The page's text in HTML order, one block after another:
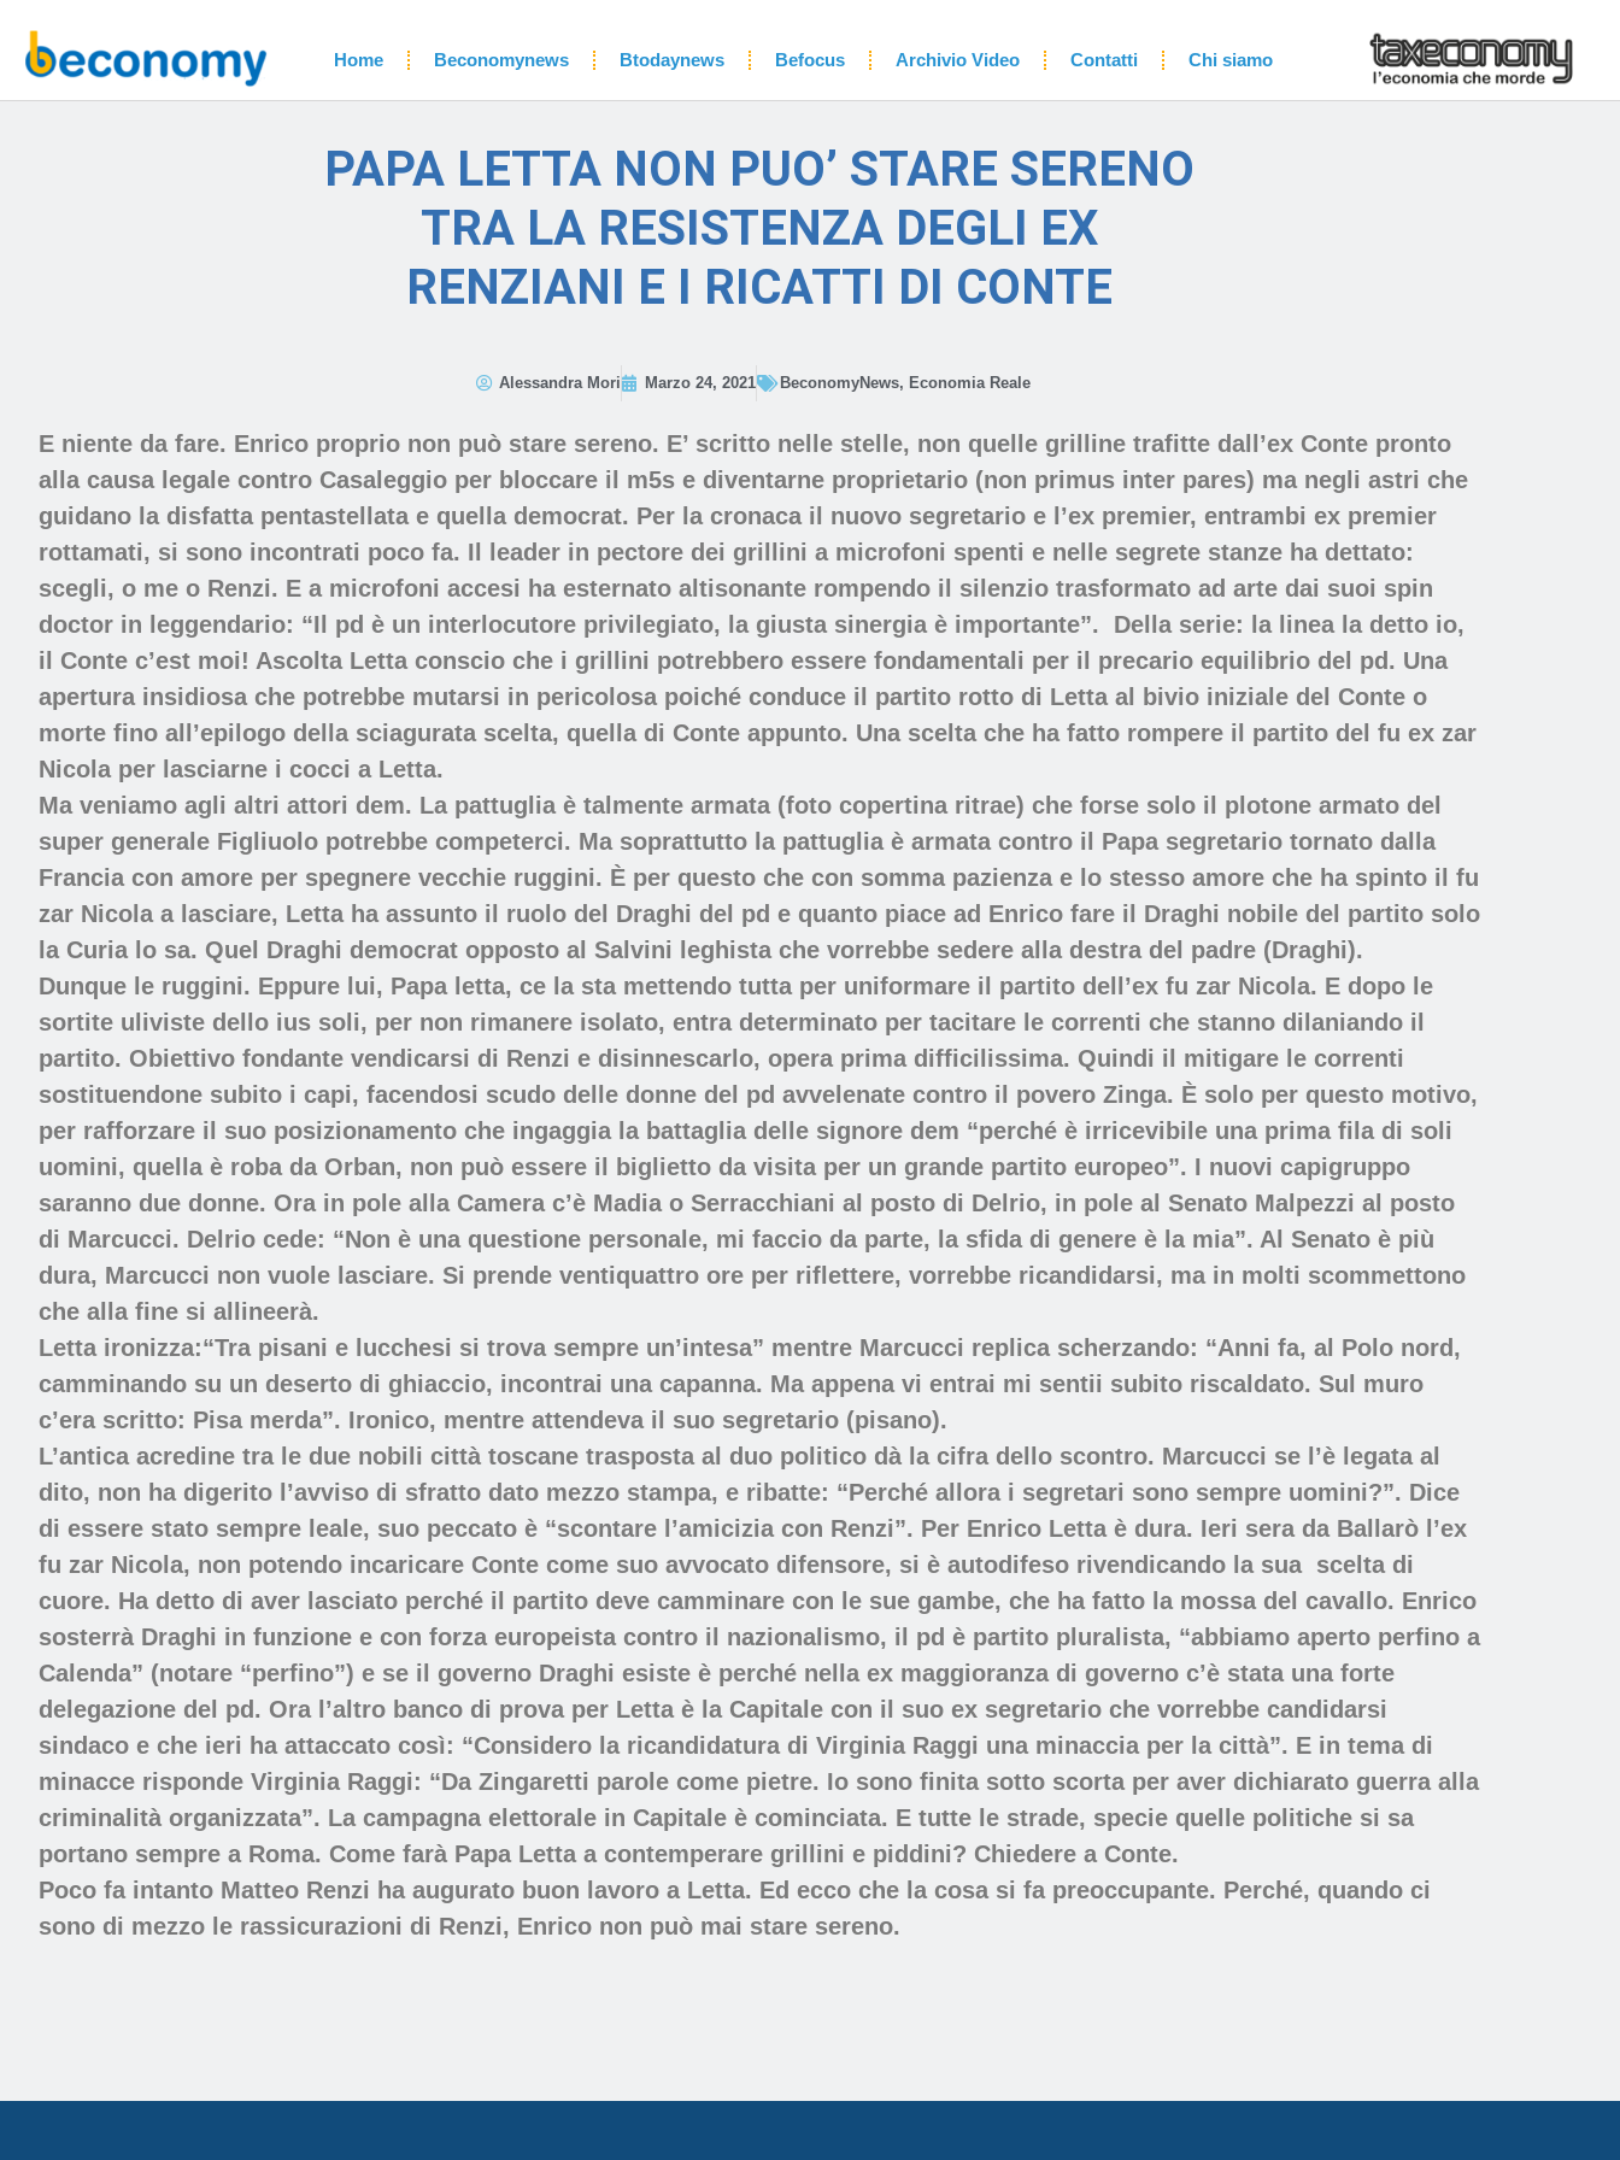
Home Beconomynews Btodaynews Befocus Archivio Video Contatti Chi siamo
PAPA LETTA NON PUO’ STARE SERENO
TRA LA RESISTENZA DEGLI EX
RENZIANI E I RICATTI DI CONTE
Alessandra Mori Marzo 24, 2021 BeconomyNews, Economia Reale
E niente da fare. Enrico proprio non può stare sereno. E’ scritto nelle stelle, non quelle grilline trafitte dall’ex Conte pronto
alla causa legale contro Casaleggio per bloccare il m5s e diventarne proprietario (non primus inter pares) ma negli astri che
guidano la disfatta pentastellata e quella democrat. Per la cronaca il nuovo segretario e l’ex premier, entrambi ex premier
rottamati, si sono incontrati poco fa. Il leader in pectore dei grillini a microfoni spenti e nelle segrete stanze ha dettato:
scegli, o me o Renzi. E a microfoni accesi ha esternato altisonante rompendo il silenzio trasformato ad arte dai suoi spin
doctor in leggendario: “Il pd è un interlocutore privilegiato, la giusta sinergia è importante”. Della serie: la linea la detto io,
il Conte c’est moi! Ascolta Letta conscio che i grillini potrebbero essere fondamentali per il precario equilibrio del pd. Una
apertura insidiosa che potrebbe mutarsi in pericolosa poiché conduce il partito rotto di Letta al bivio iniziale del Conte o
morte fino all’epilogo della sciagurata scelta, quella di Conte appunto. Una scelta che ha fatto rompere il partito del fu ex zar
Nicola per lasciarne i cocci a Letta.
Ma veniamo agli altri attori dem. La pattuglia è talmente armata (foto copertina ritrae) che forse solo il plotone armato del
super generale Figliuolo potrebbe competerci. Ma soprattutto la pattuglia è armata contro il Papa segretario tornato dalla
Francia con amore per spegnere vecchie ruggini. È per questo che con somma pazienza e lo stesso amore che ha spinto il fu
zar Nicola a lasciare, Letta ha assunto il ruolo del Draghi del pd e quanto piace ad Enrico fare il Draghi nobile del partito solo
la Curia lo sa. Quel Draghi democrat opposto al Salvini leghista che vorrebbe sedere alla destra del padre (Draghi).
Dunque le ruggini. Eppure lui, Papa letta, ce la sta mettendo tutta per uniformare il partito dell’ex fu zar Nicola. E dopo le
sortite uliviste dello ius soli, per non rimanere isolato, entra determinato per tacitare le correnti che stanno dilaniando il
partito. Obiettivo fondante vendicarsi di Renzi e disinnescarlo, opera prima difficilissima. Quindi il mitigare le correnti
sostituendone subito i capi, facendosi scudo delle donne del pd avvelenate contro il povero Zinga. È solo per questo motivo,
per rafforzare il suo posizionamento che ingaggia la battaglia delle signore dem “perché è irricevibile una prima fila di soli
uomini, quella è roba da Orban, non può essere il biglietto da visita per un grande partito europeo”. I nuovi capigruppo
saranno due donne. Ora in pole alla Camera c’è Madia o Serracchiani al posto di Delrio, in pole al Senato Malpezzi al posto
di Marcucci. Delrio cede: “Non è una questione personale, mi faccio da parte, la sfida di genere è la mia”. Al Senato è più
dura, Marcucci non vuole lasciare. Si prende ventiquattro ore per riflettere, vorrebbe ricandidarsi, ma in molti scommettono
che alla fine si allineerà.
Letta ironizza:“Tra pisani e lucchesi si trova sempre un’intesa” mentre Marcucci replica scherzando: “Anni fa, al Polo nord,
camminando su un deserto di ghiaccio, incontrai una capanna. Ma appena vi entrai mi sentii subito riscaldato. Sul muro
c’era scritto: Pisa merda”. Ironico, mentre attendeva il suo segretario (pisano).
L’antica acredine tra le due nobili città toscane trasposta al duo politico dà la cifra dello scontro. Marcucci se l’è legata al
dito, non ha digerito l’avviso di sfratto dato mezzo stampa, e ribatte: “Perché allora i segretari sono sempre uomini?”. Dice
di essere stato sempre leale, suo peccato è “scontare l’amicizia con Renzi”. Per Enrico Letta è dura. Ieri sera da Ballarò l’ex
fu zar Nicola, non potendo incaricare Conte come suo avvocato difensore, si è autodifeso rivendicando la sua scelta di
cuore. Ha detto di aver lasciato perché il partito deve camminare con le sue gambe, che ha fatto la mossa del cavallo. Enrico
sosterrà Draghi in funzione e con forza europeista contro il nazionalismo, il pd è partito pluralista, “abbiamo aperto perfino a
Calenda” (notare “perfino”) e se il governo Draghi esiste è perché nella ex maggioranza di governo c’è stata una forte
delegazione del pd. Ora l’altro banco di prova per Letta è la Capitale con il suo ex segretario che vorrebbe candidarsi
sindaco e che ieri ha attaccato così: “Considero la ricandidatura di Virginia Raggi una minaccia per la città”. E in tema di
minacce risponde Virginia Raggi: “Da Zingaretti parole come pietre. Io sono finita sotto scorta per aver dichiarato guerra alla
criminalità organizzata”. La campagna elettorale in Capitale è cominciata. E tutte le strade, specie quelle politiche si sa
portano sempre a Roma. Come farà Papa Letta a contemperare grillini e piddini? Chiedere a Conte.
Poco fa intanto Matteo Renzi ha augurato buon lavoro a Letta. Ed ecco che la cosa si fa preoccupante. Perché, quando ci
sono di mezzo le rassicurazioni di Renzi, Enrico non può mai stare sereno.